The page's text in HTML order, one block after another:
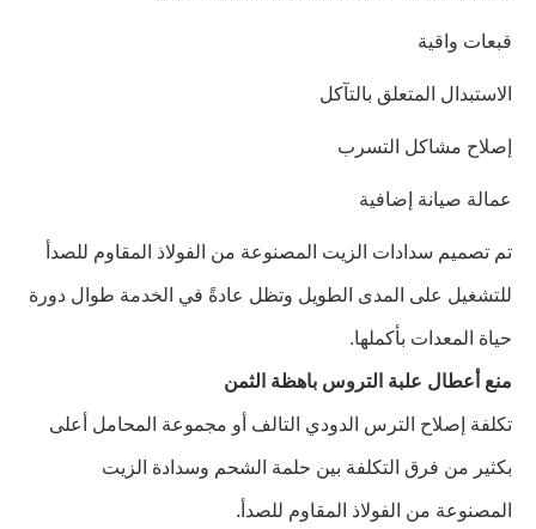
قبعات واقية
الاستبدال المتعلق بالتآكل
إصلاح مشاكل التسرب
عمالة صيانة إضافية
تم تصميم سدادات الزيت المصنوعة من الفولاذ المقاوم للصدأ
للتشغيل على المدى الطويل وتظل عادةً في الخدمة طوال دورة
حياة المعدات بأكملها.
منع أعطال علبة التروس باهظة الثمن
تكلفة إصلاح الترس الدودي التالف أو مجموعة المحامل أعلى
بكثير من فرق التكلفة بين حلمة الشحم وسدادة الزيت
المصنوعة من الفولاذ المقاوم للصدأ.